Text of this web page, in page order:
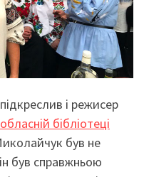
і режисер
бібліотеці
був не
був справжньою